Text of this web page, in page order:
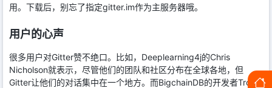
用。下载后，别忘了指定gitter.im作为主服务器哦。
用户的心声
很多用户对Gitter赞不绝口。比如，Deeplearning4j的Chris
Nicholson就表示，尽管他们的团队和社区分布在全球各地，但
Gitter让他们的对话集中在一个地方。而BigchainDB的开发者Troy